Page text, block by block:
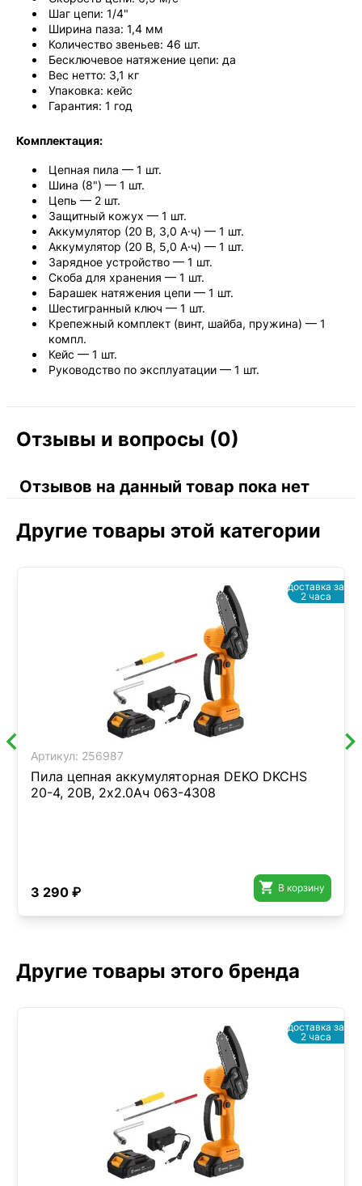
Шаг цепи: 1/4"
Ширина паза: 1,4 мм
Количество звеньев: 46 шт.
Бесключевое натяжение цепи: да
Вес нетто: 3,1 кг
Упаковка: кейс
Гарантия: 1 год
Комплектация:
Цепная пила — 1 шт.
Шина (8") — 1 шт.
Цепь — 2 шт.
Защитный кожух — 1 шт.
Аккумулятор (20 В, 3,0 А·ч) — 1 шт.
Аккумулятор (20 В, 5,0 А·ч) — 1 шт.
Зарядное устройство — 1 шт.
Скоба для хранения — 1 шт.
Барашек натяжения цепи — 1 шт.
Шестигранный ключ — 1 шт.
Крепежный комплект (винт, шайба, пружина) — 1
компл.
Кейс — 1 шт.
Руководство по эксплуатации — 1 шт.
Отзывы и вопросы (0)
Отзывов на данный товар пока нет
Другие товары этой категории
Артикул: 256987
Пила цепная аккумуляторная DEKO DKCHS
20-4, 20В, 2x2.0Ач 063-4308
3 290 ₽  В корзину
доставка за
2 часа
Другие товары этого бренда
доставка за
2 часа